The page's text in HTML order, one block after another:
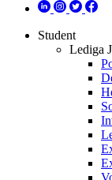
Student
Lediga